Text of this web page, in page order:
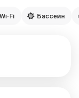
Wi-Fi Бассейн